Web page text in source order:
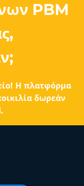
PBM
Η πλατφόρμα
δωρεάν